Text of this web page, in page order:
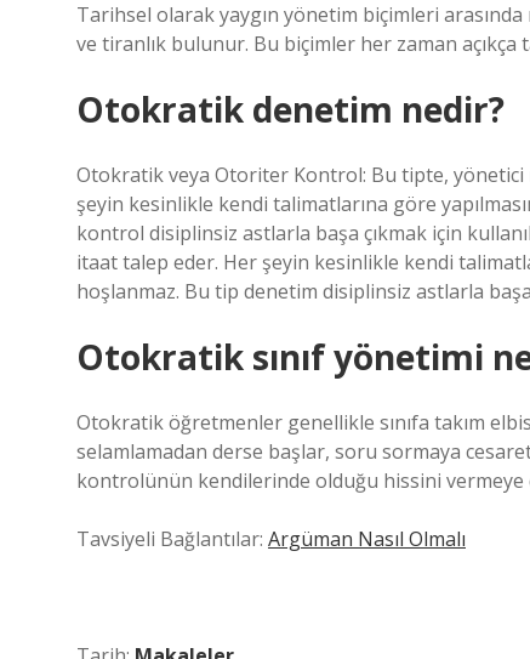
Tarihsel olarak yaygın yönetim biçimleri
ve tiranlık bulunur. Bu biçimler her zaman açıkça
Otokratik denetim nedir?
Otokratik veya Otoriter Kontrol: Bu tipte, yönetici
şeyin kesinlikle kendi talimatlarına göre
kontrol disiplinsiz astlarla başa çıkmak için
itaat talep eder. Her şeyin kesinlikle kendi
hoşlanmaz. Bu tip denetim disiplinsiz astlarla başa
Otokratik sınıf yönetimi
Otokratik öğretmenler genellikle sınıfa takım
selamlamadan derse başlar, soru sormaya
kontrolünün kendilerinde olduğu hissini vermeye
Tavsiyeli Bağlantılar: Argüman Nasıl Olmalı